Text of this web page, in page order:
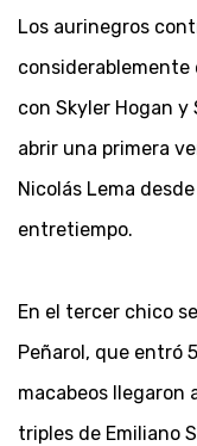
Los aurinegros
con Skyler Hogan y
abrir una primera
Nicolás Lema
entretiempo.
En el tercer chico
Peñarol, que entró
macabeos llegaron
triples de Emiliano